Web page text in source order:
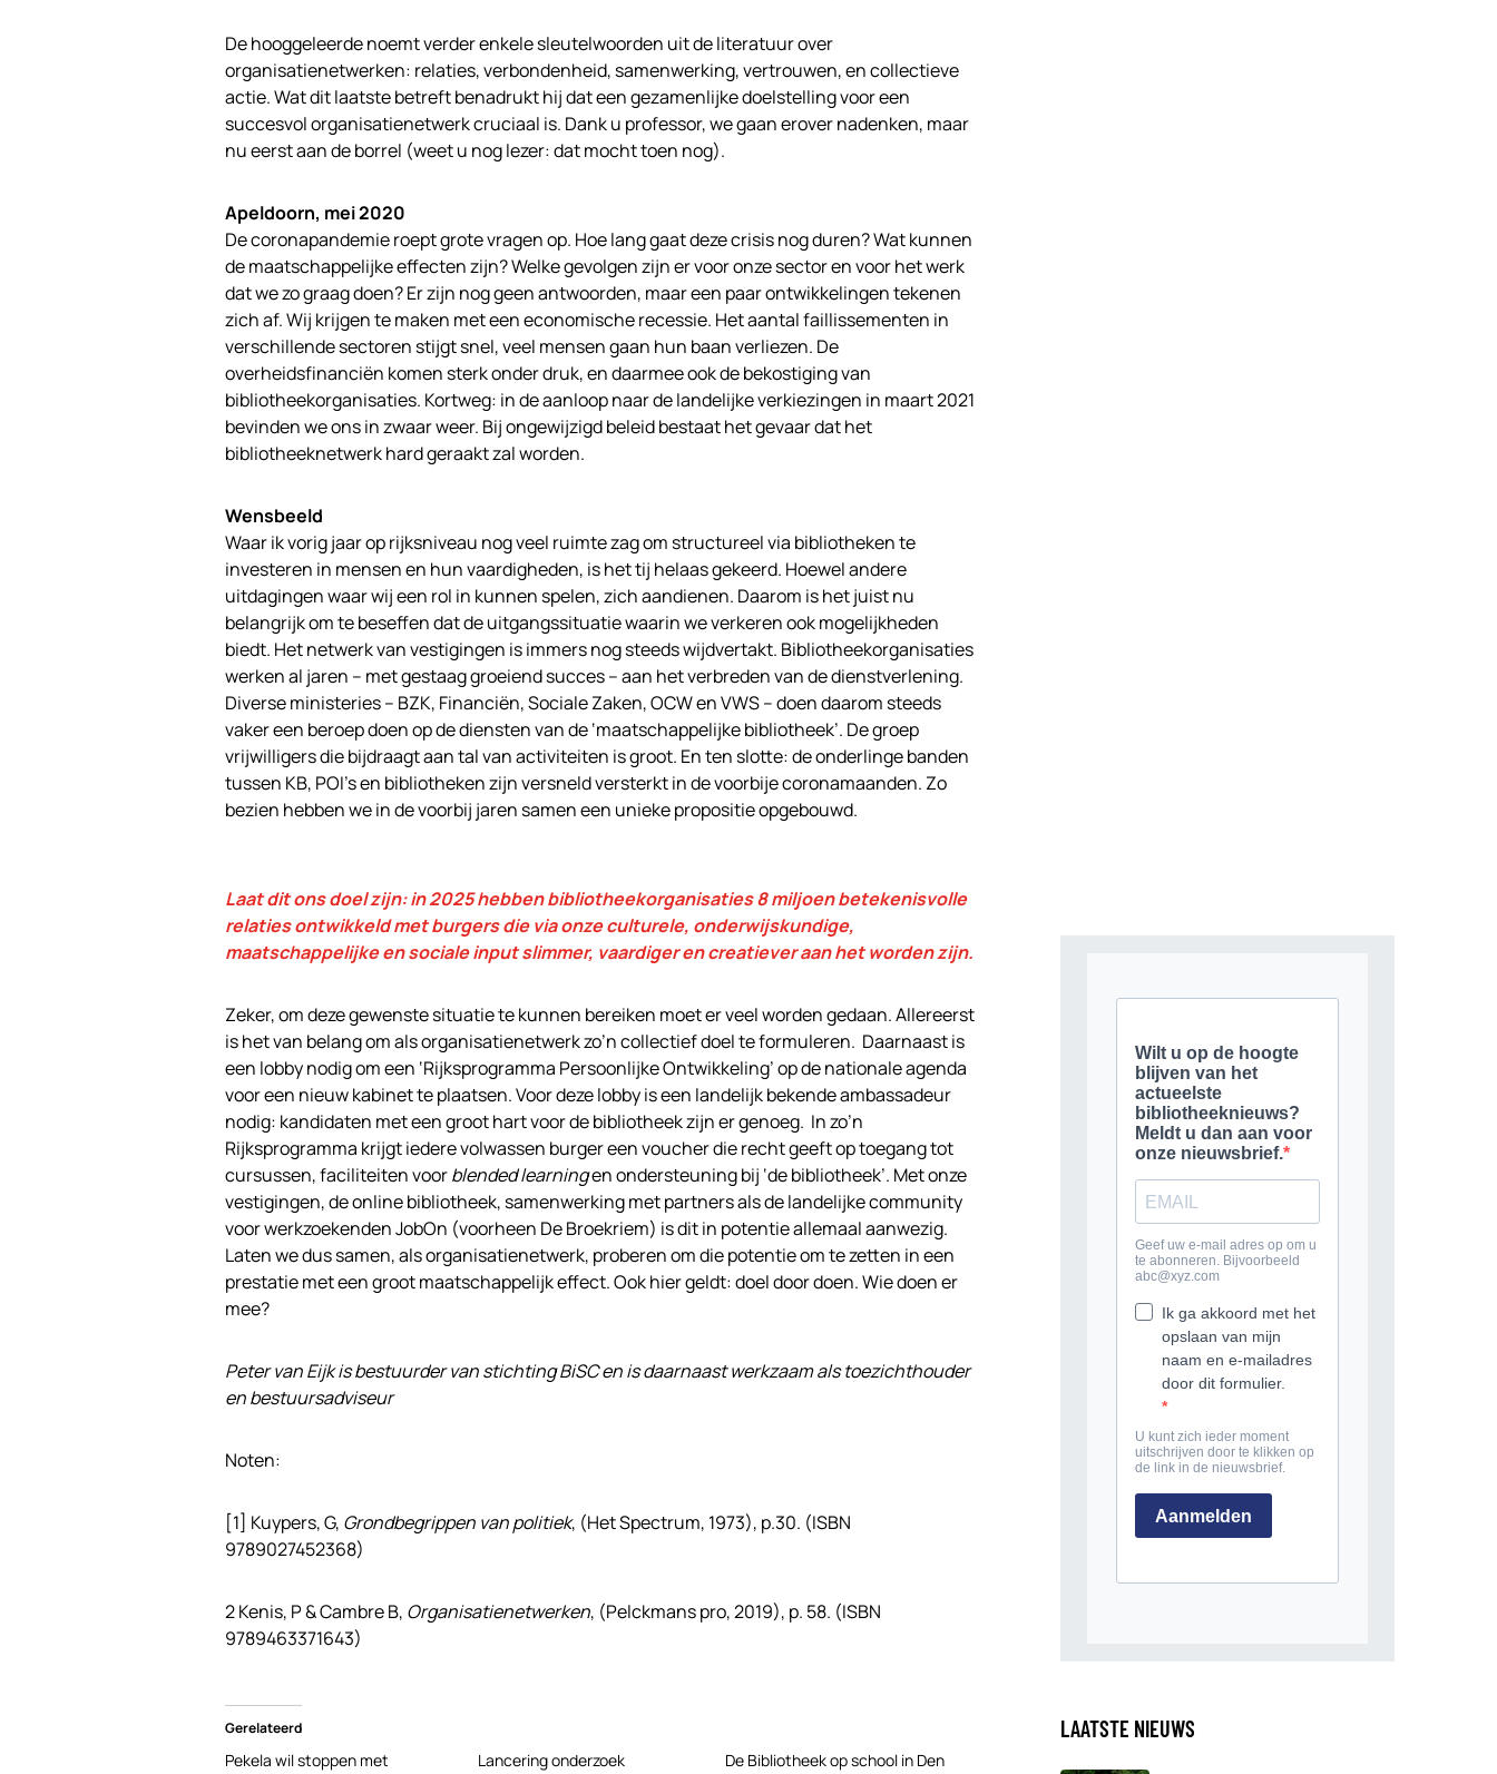
De hooggeleerde noemt verder enkele sleutelwoorden uit de literatuur over
organisatienetwerken: relaties, verbondenheid, samenwerking, vertrouwen, en collectieve
actie. Wat dit laatste betreft benadrukt hij dat een gezamenlijke doelstelling voor een
succesvol organisatienetwerk cruciaal is. Dank u professor, we gaan erover nadenken, maar
nu eerst aan de borrel (weet u nog lezer: dat mocht toen nog).
Apeldoorn, mei 2020
De coronapandemie roept grote vragen op. Hoe lang gaat deze crisis nog duren? Wat kunnen
de maatschappelijke effecten zijn? Welke gevolgen zijn er voor onze sector en voor het werk
dat we zo graag doen? Er zijn nog geen antwoorden, maar een paar ontwikkelingen tekenen
zich af. Wij krijgen te maken met een economische recessie. Het aantal faillissementen in
verschillende sectoren stijgt snel, veel mensen gaan hun baan verliezen. De
overheidsfinanciën komen sterk onder druk, en daarmee ook de bekostiging van
bibliotheekorganisaties. Kortweg: in de aanloop naar de landelijke verkiezingen in maart 2021
bevinden we ons in zwaar weer. Bij ongewijzigd beleid bestaat het gevaar dat het
bibliotheeknetwerk hard geraakt zal worden.
Wensbeeld
Waar ik vorig jaar op rijksniveau nog veel ruimte zag om structureel via bibliotheken te
investeren in mensen en hun vaardigheden, is het tij helaas gekeerd. Hoewel andere
uitdagingen waar wij een rol in kunnen spelen, zich aandienen. Daarom is het juist nu
belangrijk om te beseffen dat de uitgangssituatie waarin we verkeren ook mogelijkheden
biedt. Het netwerk van vestigingen is immers nog steeds wijdvertakt. Bibliotheekorganisaties
werken al jaren – met gestaag groeiend succes – aan het verbreden van de dienstverlening.
Diverse ministeries – BZK, Financiën, Sociale Zaken, OCW en VWS – doen daarom steeds
vaker een beroep doen op de diensten van de ‘maatschappelijke bibliotheek’. De groep
vrijwilligers die bijdraagt aan tal van activiteiten is groot. En ten slotte: de onderlinge banden
tussen KB, POI’s en bibliotheken zijn versneld versterkt in de voorbije coronamaanden. Zo
bezien hebben we in de voorbij jaren samen een unieke propositie opgebouwd.
Laat dit ons doel zijn: in 2025 hebben bibliotheekorganisaties 8 miljoen betekenisvolle
relaties ontwikkeld met burgers die via onze culturele, onderwijskundige,
maatschappelijke en sociale input slimmer, vaardiger en creatiever aan het worden zijn.
Zeker, om deze gewenste situatie te kunnen bereiken moet er veel worden gedaan. Allereerst
is het van belang om als organisatienetwerk zo’n collectief doel te formuleren. Daarnaast is
een lobby nodig om een ‘Rijksprogramma Persoonlijke Ontwikkeling’ op de nationale agenda
voor een nieuw kabinet te plaatsen. Voor deze lobby is een landelijk bekende ambassadeur
nodig: kandidaten met een groot hart voor de bibliotheek zijn er genoeg. In zo’n
Rijksprogramma krijgt iedere volwassen burger een voucher die recht geeft op toegang tot
cursussen, faciliteiten voorblended learningen ondersteuning bij ‘de bibliotheek’. Met onze
vestigingen, de online bibliotheek, samenwerking met partners als de landelijke community
voor werkzoekenden JobOn (voorheen De Broekriem) is dit in potentie allemaal aanwezig.
Laten we dus samen, als organisatienetwerk, proberen om die potentie om te zetten in een
prestatie met een groot maatschappelijk effect. Ook hier geldt: doel door doen. Wie doen er
mee?
Peter van Eijk is bestuurder van stichting BiSC en is daarnaast werkzaam als toezichthouder
en bestuursadviseur
Noten:
[1] Kuypers, G, Grondbegrippen van politiek, (Het Spectrum, 1973), p.30. (ISBN
9789027452368)
2 Kenis, P & Cambre B, Organisatienetwerken, (Pelckmans pro, 2019), p. 58. (ISBN
9789463371643)
Gerelateerd
Pekela wil stoppen met
Lancering onderzoek
De Bibliotheek op school in Den
LAATSTE NIEUWS